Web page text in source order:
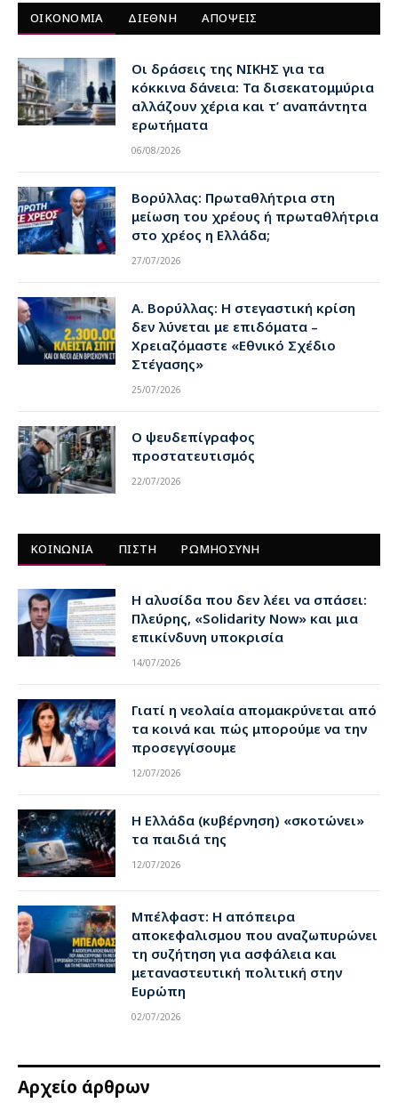
ΟΙΚΟΝΟΜΙΑ ΔΙΕΘΝΗ ΑΠΟΨΕΙΣ
Οι δράσεις της ΝΙΚΗΣ για τα
κόκκινα δάνεια: Τα δισεκατομμύρια
αλλάζουν χέρια και τ’ αναπάντητα
ερωτήματα
06/08/2026
Βορύλλας: Πρωταθλήτρια στη
μείωση του χρέους ή πρωταθλήτρια
στο χρέος η Ελλάδα;
27/07/2026
Α. Βορύλλας: Η στεγαστική κρίση
δεν λύνεται με επιδόματα –
Χρειαζόμαστε «Εθνικό Σχέδιο
Στέγασης»
25/07/2026
Ο ψευδεπίγραφος
προστατευτισμός
22/07/2026
ΚΟΙΝΩΝΙΑ ΠΙΣΤΗ ΡΩΜΗΟΣΥΝΗ
Η αλυσίδα που δεν λέει να σπάσει:
Πλεύρης, «Solidarity Now» και μια
επικίνδυνη υποκρισία
14/07/2026
Γιατί η νεολαία απομακρύνεται από
τα κοινά και πώς μπορούμε να την
προσεγγίσουμε
12/07/2026
Η Ελλάδα (κυβέρνηση) «σκοτώνει»
τα παιδιά της
12/07/2026
Μπέλφαστ: Η απόπειρα
αποκεφαλισμου που αναζωπυρώνει
τη συζήτηση για ασφάλεια και
μεταναστευτική πολιτική στην
Ευρώπη
02/07/2026
Αρχείο άρθρων